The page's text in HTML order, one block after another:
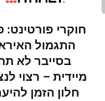
חוקרי פורטינט:
התגמול
בסייבר לא
מיידית – רצוי
חלון הזמן